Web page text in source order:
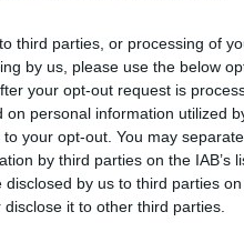
third parties, or processing of
by us, please use the below
your opt-out request is
personal information utilized
your opt-out. You may
by third parties on the IAB’s
by us to third parties
it to other third parties.